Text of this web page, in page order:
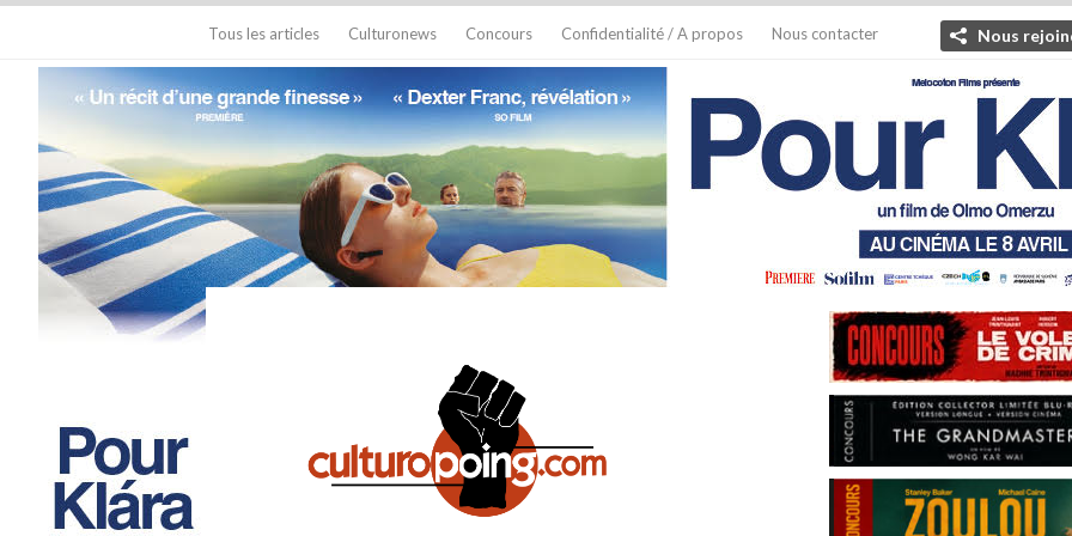
Tous les articles Culturonews Concours Confidentialité / A propos Nous contacter Nous